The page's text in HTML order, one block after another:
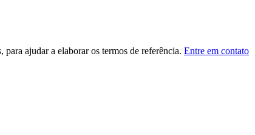
ajudar a elaborar os termos de referência. Entre em contato